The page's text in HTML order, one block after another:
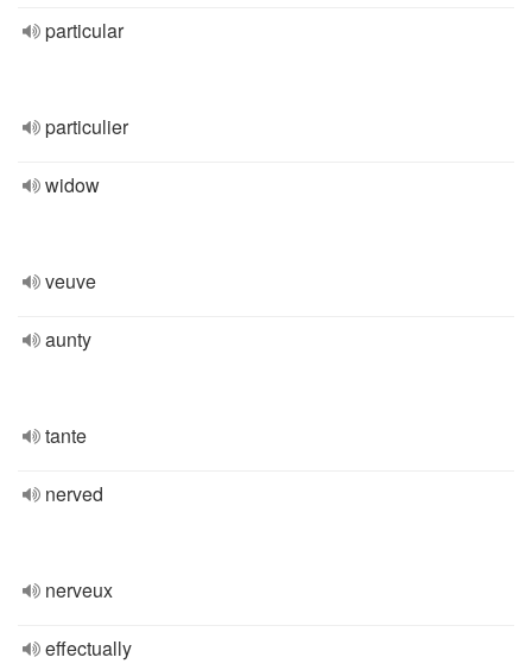
particular
particulier
widow
veuve
aunty
tante
nerved
nerveux
effectually